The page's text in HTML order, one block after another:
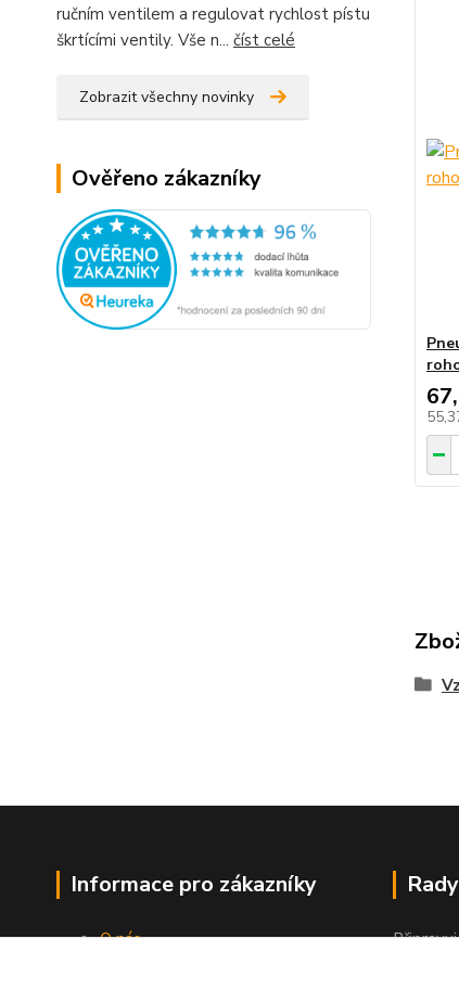
ručním ventilem a regulovat rychlost pístu
škrtícími ventily. Vše n... číst celé
Zobrazit všechny novinky
Ověřeno zákazníky
Informace pro zákazníky
O nás